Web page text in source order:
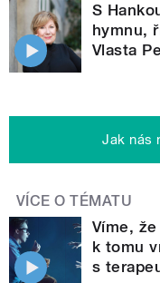
S
hymnu,
Vlasta
Jak nás
VÍCE O TÉMATU
Víme,
k tomu
s